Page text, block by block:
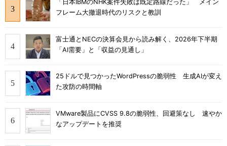
「日本IBMのNHK案件失敗は既定路線だった」 メイン
フレーム大撤退時代のリスクと教訓
富士通とNECの決算会見から読み解く、2026年下半期
「AI需要」と「収益の見通し」
25ドルで見つかったWordPressの脆弱性 生成AIが変え
た攻防の時間軸
VMware製品にCVSS 9.8の脆弱性、回避策なし 速やか
なアップデートを推奨